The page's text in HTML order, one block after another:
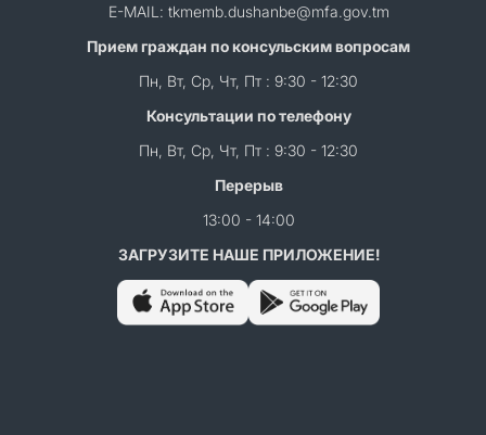
E-MAIL: tkmemb.dushanbe@mfa.gov.tm
Прием граждан по консульским вопросам
Пн, Вт, Ср, Чт, Пт : 9:30 - 12:30
Консультации по телефону
Пн, Вт, Ср, Чт, Пт : 9:30 - 12:30
Перерыв
13:00 - 14:00
ЗАГРУЗИТЕ НАШЕ ПРИЛОЖЕНИЕ!